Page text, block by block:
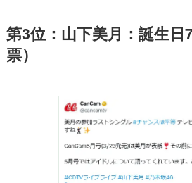
第3位：山下美月：誕生日
票）